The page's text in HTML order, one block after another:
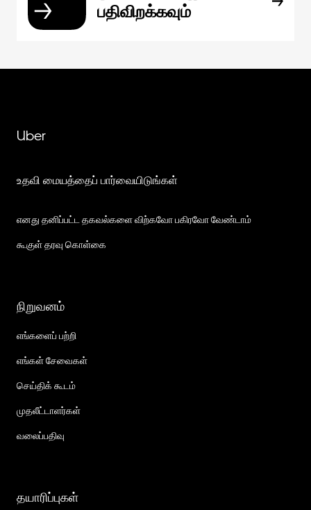
பதிவிறக்கவும்
Uber
உதவி மையத்தைப் பார்வையிடுங்கள்
எனது தனிப்பட்ட தகவல்களை விற்கவோ பகிரவோ வேண்டாம்
கூகுள் தரவு கொள்கை
நிறுவனம்
எங்களைப் பற்றி
எங்கள் சேவைகள்
செய்திக் கூடம்
முதலீட்டாளர்கள்
வலைப்பதிவு
தயாரிப்புகள்